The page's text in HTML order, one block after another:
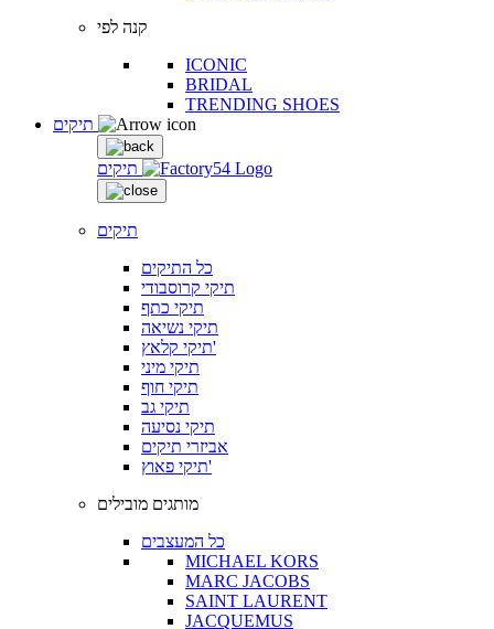
קנה לפי
ICONIC
BRIDAL
TRENDING SHOES
תיקים
תיקים
כל התיקים
תיקי קרוסבודי
תיקי כתף
תיקי נשיאה
תיקי קלאץ'
תיקי מיני
תיקי חוף
תיקי גב
תיקי נסיעה
אביזרי תיקים
תיקי פאוץ'
מותגים מובילים
כל המעצבים
MICHAEL KORS
MARC JACOBS
SAINT LAURENT
JACQUEMUS